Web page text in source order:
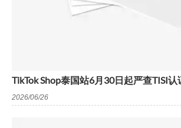
TikTok Shop泰国站6月30日起严查TISI认
2026/06/26